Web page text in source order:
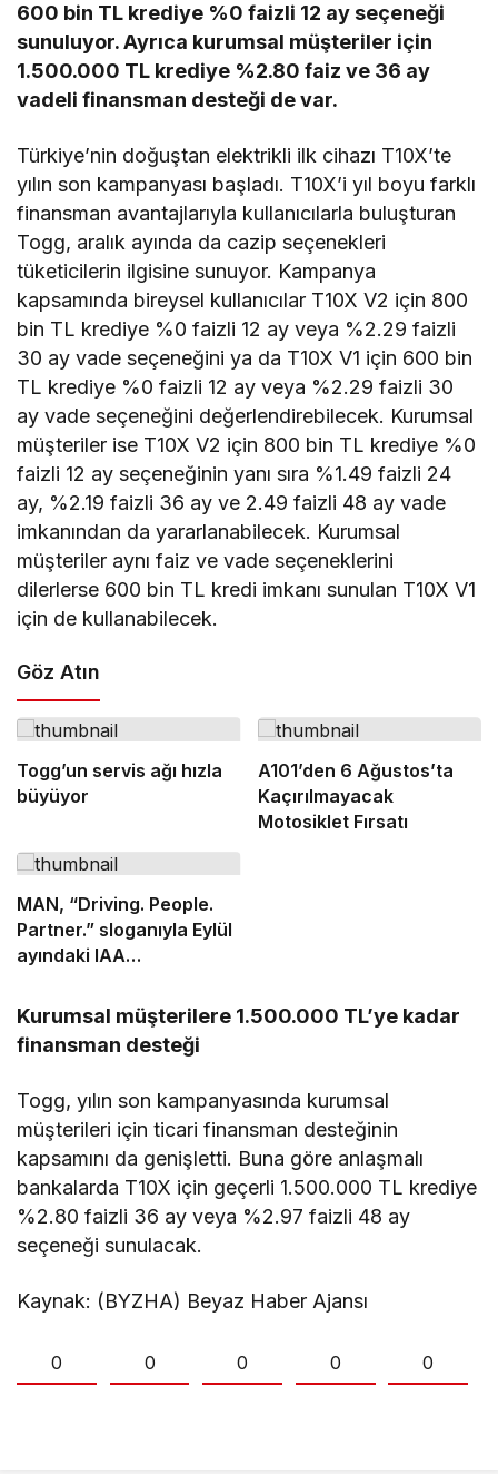
600 bin TL krediye %0 faizli 12 ay seçeneği
sunuluyor. Ayrıca kurumsal müşteriler için
1.500.000 TL krediye %2.80 faiz ve 36 ay
vadeli finansman desteği de var.
Türkiye’nin doğuştan elektrikli ilk cihazı T10X’te
yılın son kampanyası başladı. T10X’i yıl boyu farklı
finansman avantajlarıyla kullanıcılarla buluşturan
Togg, aralık ayında da cazip seçenekleri
tüketicilerin ilgisine sunuyor. Kampanya
kapsamında bireysel kullanıcılar T10X V2 için 800
bin TL krediye %0 faizli 12 ay veya %2.29 faizli
30 ay vade seçeneğini ya da T10X V1 için 600 bin
TL krediye %0 faizli 12 ay veya %2.29 faizli 30
ay vade seçeneğini değerlendirebilecek. Kurumsal
müşteriler ise T10X V2 için 800 bin TL krediye %0
faizli 12 ay seçeneğinin yanı sıra %1.49 faizli 24
ay, %2.19 faizli 36 ay ve 2.49 faizli 48 ay vade
imkanından da yararlanabilecek. Kurumsal
müşteriler aynı faiz ve vade seçeneklerini
dilerlerse 600 bin TL kredi imkanı sunulan T10X V1
için de kullanabilecek.
Göz Atın
Togg’un servis ağı hızla
büyüyor
A101’den 6 Ağustos’ta
Kaçırılmayacak
Motosiklet Fırsatı
MAN, “Driving. People.
Partner.” sloganıyla Eylül
ayındaki IAA
Kurumsal müşterilere 1.500.000 TL’ye kadar
finansman desteği
Togg, yılın son kampanyasında kurumsal
müşterileri için ticari finansman desteğinin
kapsamını da genişletti. Buna göre anlaşmalı
bankalarda T10X için geçerli 1.500.000 TL krediye
%2.80 faizli 36 ay veya %2.97 faizli 48 ay
seçeneği sunulacak.
Kaynak: (BYZHA) Beyaz Haber Ajansı
0 0 0 0 0